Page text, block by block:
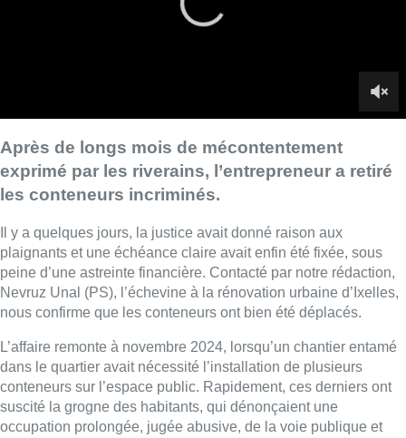
plaignants et une échéance claire avait enfin été fixée, sous
peine d’une astreinte financière. Contacté par notre rédaction,
nous confirme que les conteneurs ont bien été déplacés.
L’affaire remonte à novembre 2024, lorsqu’un chantier entamé
dans le quartier avait nécessité l’installation de plusieurs
conteneurs sur l’espace public. Rapidement, ces derniers ont
suscité la grogne des habitants, qui dénonçaient une
occupation prolongée, jugée abusive, de la voie publique et
une atteinte à leur cadre de vie.
► Lire aussi | “Qui voudrait vivre dans une cave? On ne
sait plus quoi faire, c’est hallucinant”
Rédaction – Images amateur & Caravaggio
Lire aussi :